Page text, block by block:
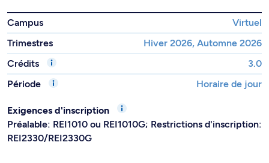
Campus
Virtuel
Trimestres
Hiver 2026, Automne 2026
Crédits
3.0
Période
Horaire de jour
Exigences d'inscription
Préalable: REI1010 ou REI1010G; Restrictions d'inscription:
REI2330/REI2330G